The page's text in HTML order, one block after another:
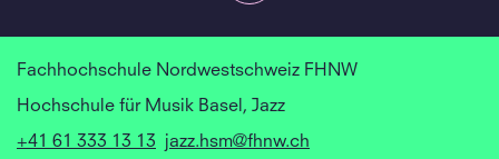
Fachhochschule Nordwestschweiz FHNW
Hochschule für Musik Basel, Jazz
+41 61 333 13 13
jazz.hsm@fhnw.ch